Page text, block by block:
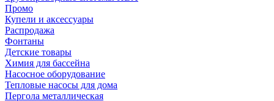
Промо
Купели и аксессуары
Распродажа
Фонтаны
Детские товары
Химия для бассейна
Насосное оборудование
Тепловые насосы для дома
Пергола металлическая